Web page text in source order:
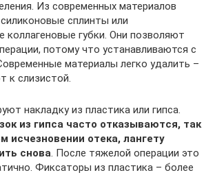
Из современных материалов
сплинты или
коллагеновые губки. Они позволяют
потому что устанавливаются с
материалы легко удалить –
к слизистой.
накладку из пластика или гипса.
из гипса часто отказываются, так
исчезновении отека, лангету
снова. После тяжелой операции это
Фиксаторы из пластика – более